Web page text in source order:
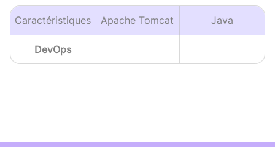
Caractéristiques Apache Tomcat Java
DevOps